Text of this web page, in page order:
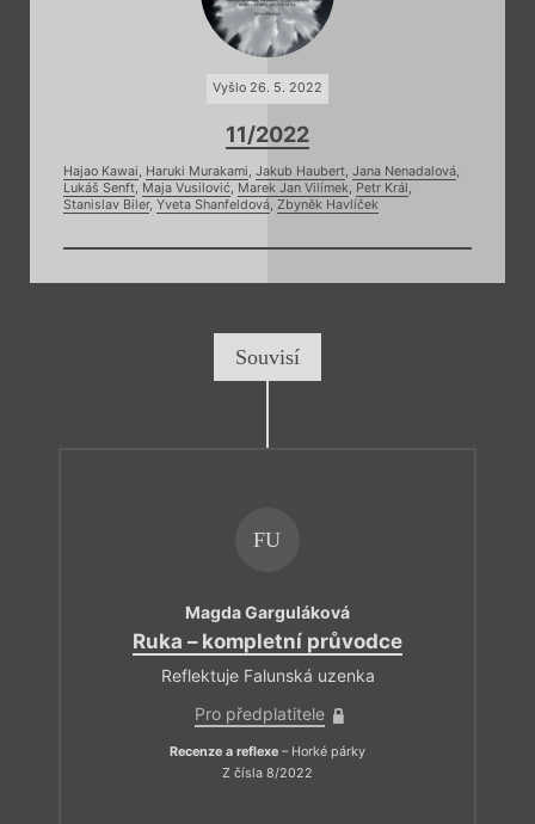
Vyšlo 26. 5. 2022
11/2022
Hajao Kawai, Haruki Murakami, Jakub Haubert, Jana Nenadalová,
Lukáš Senft, Maja Vusilović, Marek Jan Vilímek, Petr Král,
Stanislav Biler, Yveta Shanfeldová, Zbyněk Havlíček
Souvisí
FU
Magda Garguláková
Ruka – kompletní průvodce
Reflektuje Falunská uzenka
Pro předplatitele
Recenze a reflexe – Horké párky
Z čísla 8/2022